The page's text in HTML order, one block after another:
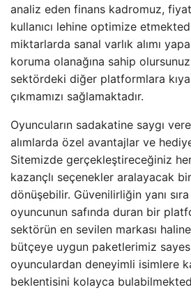
analiz eden finans kadromuz,
kullanıcı lehine optimize
miktarlarda sanal varlık alımı
koruma olanağına sahip
sektördeki diğer platformlara
çıkmamızı sağlamaktadır.
Oyuncuların sadakatine saygı
alımlarda özel avantajlar ve
Sitemizde gerçekleştireceğiniz
kazançlı seçenekler aralayacak bir
dönüşebilir. Güvenilirliğin yanı
oyuncunun safında duran bir
sektörün en sevilen markası
bütçeye uygun paketlerimiz
oyunculardan deneyimli isimlere
beklentisini kolayca